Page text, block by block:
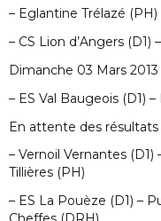
– Eglantine Trélazé (PH)
– CS Lion d’Angers
Dimanche 03 Mars 2013
– ES Val Baugeois (D1)
En attente des
– Vernoil Vernantes (D1)
Tillières (PH)
– ES La Pouèze (D1) –